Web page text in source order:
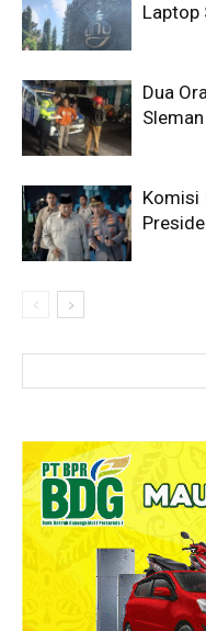
Laptop
Dua
Sleman
Komisi